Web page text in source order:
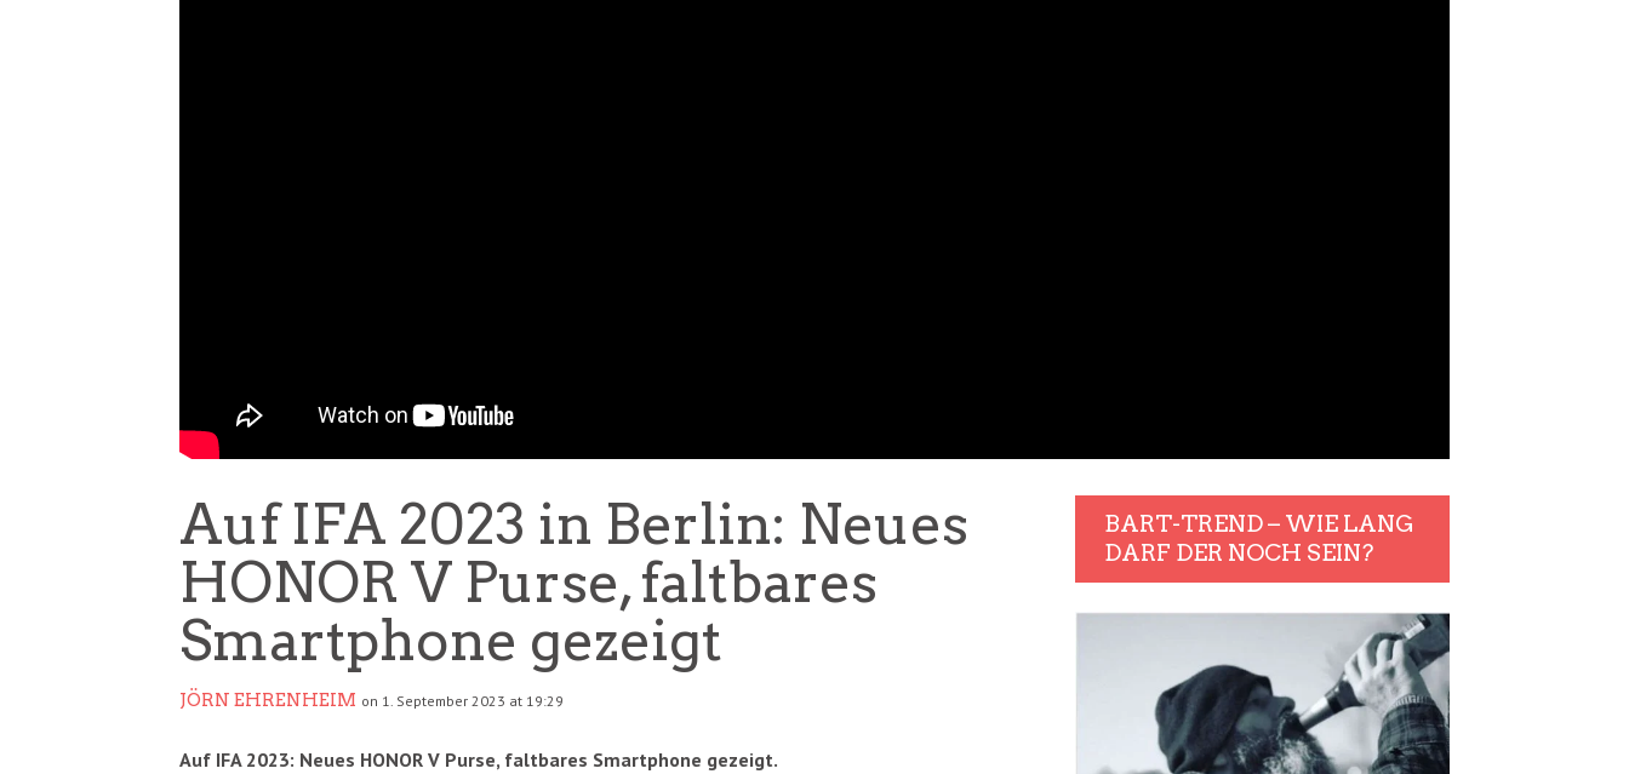
Auf IFA 2023 in Berlin: Neues
HONOR V Purse, faltbares
Smartphone gezeigt
JÖRN EHRENHEIM on 1. September 2023 at 19:29
Auf IFA 2023: Neues HONOR V Purse, faltbares Smartphone gezeigt.
BART-TREND – WIE LANG
DARF DER NOCH SEIN?